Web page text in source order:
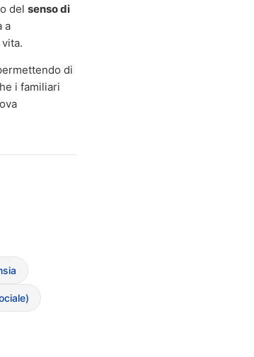
del senso di
a
di
i familiari